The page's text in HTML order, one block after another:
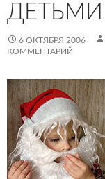
ДЕТЬМИ
6 ОКТЯБРЯ 2006
КОММЕНТАРИЙ